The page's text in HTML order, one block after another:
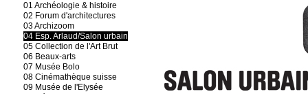
01 Archéologie & histoire
02 Forum d'architectures
03 Archizoom
04 Esp. Arlaud/Salon urbain
05 Collection de l'Art Brut
06 Beaux-arts
07 Musée Bolo
08 Cinémathèque suisse
09 Musée de l'Elysée